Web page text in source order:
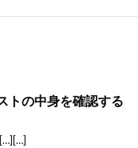
トの中身を確認する